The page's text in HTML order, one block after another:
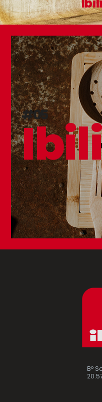
#05
Bº